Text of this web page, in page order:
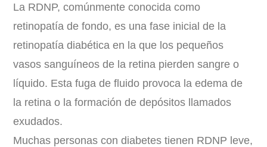
La RDNP, comúnmente conocida como
retinopatía de fondo, es una fase inicial de la
retinopatía diabética en la que los pequeños
vasos sanguíneos de la retina pierden sangre o
líquido. Esta fuga de fluido provoca la edema de
la retina o la formación de depósitos llamados
exudados.
Muchas personas con diabetes tienen RDNP leve,